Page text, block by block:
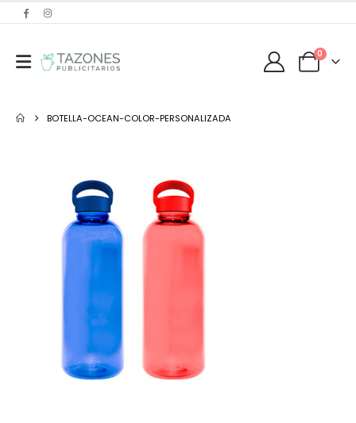
0
BOTELLA-OCEAN-COLOR-PERSONALIZADA